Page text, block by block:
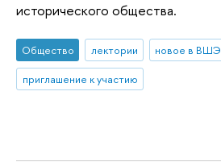
исторического общества.
Общество лектории новое в ВШЭ
приглашение к участию